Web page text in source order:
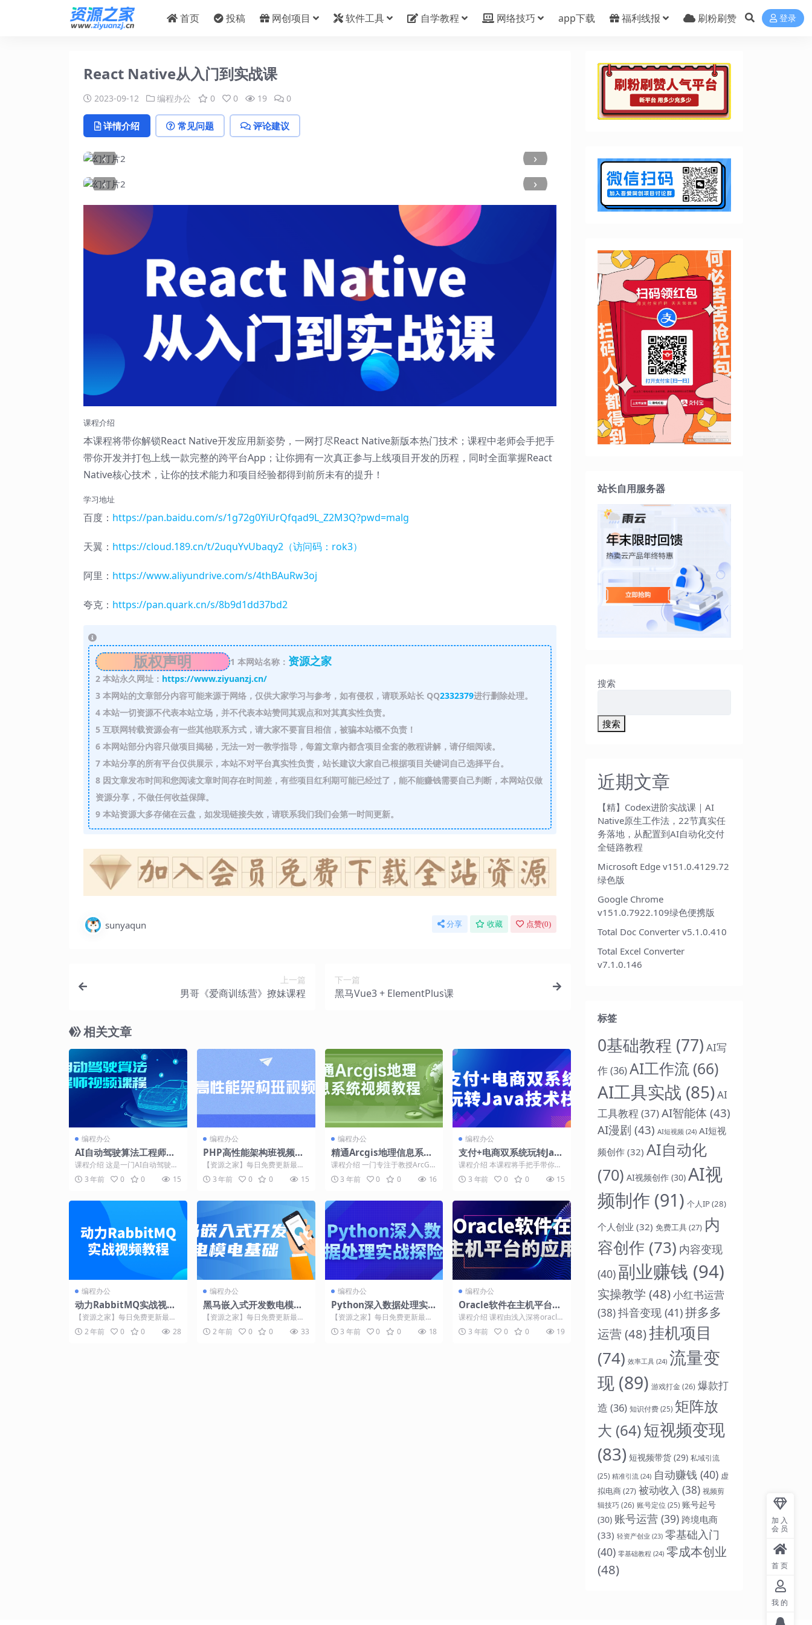
首页 投稿 网创项目 软件工具 自学教程 网络技巧 app下载 福利线报 刷粉刷赞 登录
React Native从入门到实战课
2023-09-12 编程办公 0 0 19 0
详情介绍 常见问题 评论建议
‹
›
‹
›
课程介绍
本课程将带你解锁React Native开发应用新姿势，一网打尽React Native新版本热门技术；课程中老师会手把手
带你开发并打包上线一款完整的跨平台App；让你拥有一次真正参与上线项目开发的历程，同时全面掌握React
Native核心技术，让你的技术能力和项目经验都得到前所未有的提升！
学习地址
百度： https://pan.baidu.com/s/1g72g0YiUrQfqad9L_Z2M3Q?pwd=malg
天翼： https://cloud.189.cn/t/2uquYvUbaqy2（访问码：rok3）
阿里： https://www.aliyundrive.com/s/4thBAuRw3oj
夸克： https://pan.quark.cn/s/8b9d1dd37bd2
版权声明 1 本网站名称： 资源之家
2本站永久网址： https://www.ziyuanzj.cn/
3本网站的文章部分内容可能来源于网络，仅供大家学习与参考，如有侵权，请联系站长 QQ2332379进行删除处理。
4本站一切资源不代表本站立场，并不代表本站赞同其观点和对其真实性负责。
5互联网转载资源会有一些其他联系方式，请大家不要盲目相信，被骗本站概不负责！
6本网站部分内容只做项目揭秘，无法一对一教学指导，每篇文章内都含项目全套的教程讲解，请仔细阅读。
7本站分享的所有平台仅供展示，本站不对平台真实性负责，站长建议大家自己根据项目关键词自己选择平台。
8因文章发布时间和您阅读文章时间存在时间差，有些项目红利期可能已经过了，能不能赚钱需要自己判断，本网站仅做
资源分享，不做任何收益保障。
9本站资源大多存储在云盘，如发现链接失效，请联系我们我们会第一时间更新。
sunyaqun 分享 收藏 点赞(0)
上一篇
男哥《爱商训练营》撩妹课程
下一篇
黑马Vue3 + ElementPlus课
相关文章
编程办公
AI自动驾驶算法工程师视
频课程
课程介绍 这是一门AI自动驾驶算
法工程师的视频课程，课程内容
包括深度学习、计算机...
3 年前 0 0 15
编程办公
PHP高性能架构班视频课
程
【资源之家】每日免费更新最热
门的副业项目资源 课程介绍 PHP
高性能架构班视频课...
3 年前 0 0 15
编程办公
精通Arcgis地理信息系统
视频教程
课程介绍 一门专注于教授ArcGIS
软件的高级应用技能的课程。通
过系统化的视频教...
3 年前 0 0 16
编程办公
支付+电商双系统玩转Jav
a技术栈
课程介绍 本课程将手把手带你实
战双系统开发：全模块电商平
台、通用型支付系统，打通...
3 年前 0 0 15
编程办公
动力RabbitMQ实战视频
教程
【资源之家】每日免费更新最热
门的副业项目资源 课程介绍 本视
频教程将从零开始，全...
2 年前 0 0 28
编程办公
黑马嵌入式开发数电模电
基础
【资源之家】每日免费更新最热
门的副业项目资源 课程介绍 本课
程旨在为学习者提供扎...
2 年前 0 0 33
编程办公
Python深入数据处理实战
探险
【资源之家】每日免费更新最热
门的副业项目资源 课程介绍 深入
数据分析：我们将深入...
3 年前 0 0 18
编程办公
Oracle软件在主机平台的
应用
课程介绍 课程由浅入深将oracle
的学习过程切割为六大模块，SQ
L、体系结构、...
3 年前 0 0 19
站长自用服务器
搜索
搜索
近期文章
【精】Codex进阶实战课｜AI
Native原生工作法，22节真实任
务落地，从配置到AI自动化交付
全链路教程
Microsoft Edge v151.0.4129.72
绿色版
Google Chrome
v151.0.7922.109绿色便携版
Total Doc Converter v5.1.0.410
Total Excel Converter
v7.1.0.146
标签
0基础教程 (77) AI写
作(36)AI工作流 (66)
AI工具实战 (85)AI
工具教程 (37)AI智能体 (43)
AI漫剧 (43) AI短视频 (24) AI短视
频创作 (32) AI自动化
(70) AI视频创作 (30) AI视
频制作 (91) 个人IP(28)
个人创业 (32) 免费工具(27) 内
容创作 (73) 内容变现
(40) 副业赚钱 (94)
实操教学 (48)小红书运营
(38)抖音变现 (41)拼多多
运营 (48)挂机项目
(74) 效率工具 (24) 流量变
现 (89) 游戏打金(26) 爆款打
造 (36) 知识付费 (25) 矩阵放
大 (64)短视频变现
(83) 短视频带货 (29) 私域引流
(25) 精准引流 (24) 自动赚钱 (40) 虚
拟电商(27) 被动收入 (38) 视频剪
辑技巧(26) 账号定位 (25) 账号起号
(30) 账号运营 (39) 跨境电商
(33) 轻资产创业 (23) 零基础入门
(40) 零基础教程 (24) 零成本创业
(48)
加入
会员
首页
我的